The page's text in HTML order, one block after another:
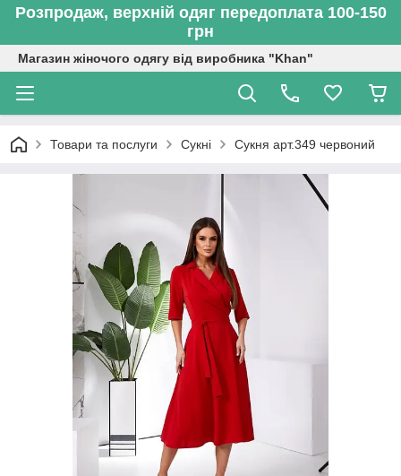
Розпродаж, верхній одяг передоплата 100-150
грн
Магазин жіночого одягу від виробника "Khan"
Товари та послуги Сукні Сукня арт.349 червоний